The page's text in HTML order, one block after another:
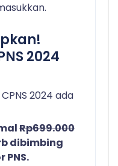
2024
2024 ada
Rp699.000
dibimbing